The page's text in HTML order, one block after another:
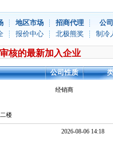
地区市场 招商代理 公
报价中心 北极熊奖 制冷
核的最新加入企业
公司性质
楼
经销商
2026-08-06 14:18